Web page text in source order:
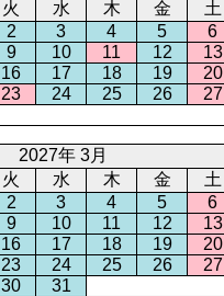
火 水 木 金
土
2 3 4 5
6
9 10 11 12
13
16 17 18 19
20
23 24 25 26
27
2027年 3月
火 水 木 金
土
2 3 4 5
6
9 10 11 12
13
16 17 18 19
20
23 24 25 26
27
30 31